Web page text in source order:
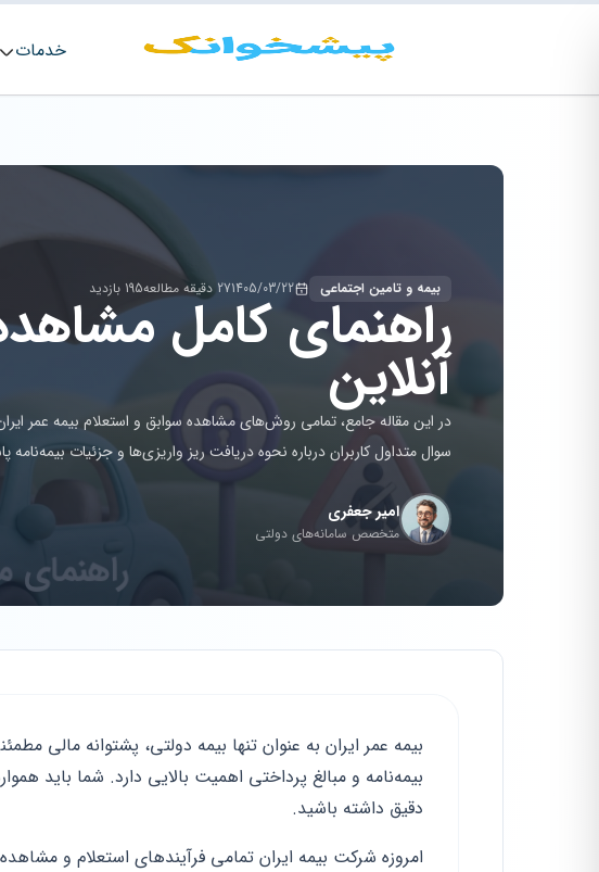
خدمات
بیمه و تامین اجتماعی 1405/03/2227 دقیقه مطالعه 195 بازدید راهنمای کامل
آنلاین
سوال متداول کاربران درباره نحوه دریافت ریز واریزی‌ها و جزئیات بیمه‌نامه
امیر جعفری
متخصص سامانه‌های دولتی
بیمه عمر ایران به عنوان تنها بیمه دولتی، پشتوانه مالی
بیمه‌نامه و مبالغ پرداختی اهمیت بالایی دارد. شما باید
دقیق داشته باشید.
امروزه شرکت بیمه ایران تمامی فرآیندهای استعلام و